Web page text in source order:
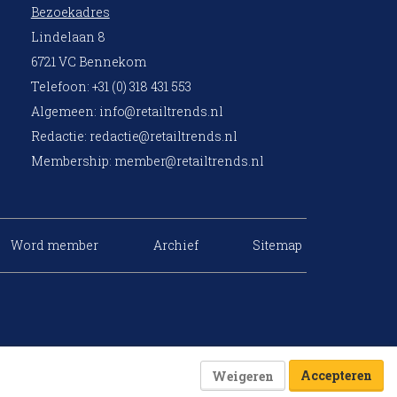
Bezoekadres
Lindelaan 8
6721 VC Bennekom
Telefoon: +31 (0) 318 431 553
Algemeen: info@retailtrends.nl
Redactie: redactie@retailtrends.nl
Membership: member@retailtrends.nl
Word member Archief Sitemap
Weigeren Accepteren